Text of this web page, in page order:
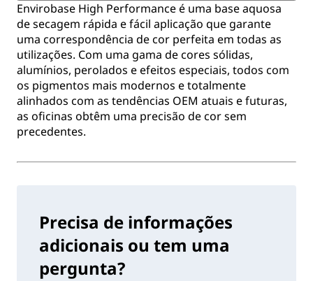
Envirobase High Performance é uma base aquosa
de secagem rápida e fácil aplicação que garante
uma correspondência de cor perfeita em todas as
utilizações. Com uma gama de cores sólidas,
alumínios, perolados e efeitos especiais, todos com
os pigmentos mais modernos e totalmente
alinhados com as tendências OEM atuais e futuras,
as oficinas obtêm uma precisão de cor sem
precedentes.
Precisa de informações
adicionais ou tem uma
pergunta?